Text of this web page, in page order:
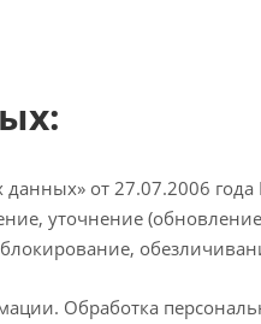
от 27.07.2006 года
уточнение
Обработка